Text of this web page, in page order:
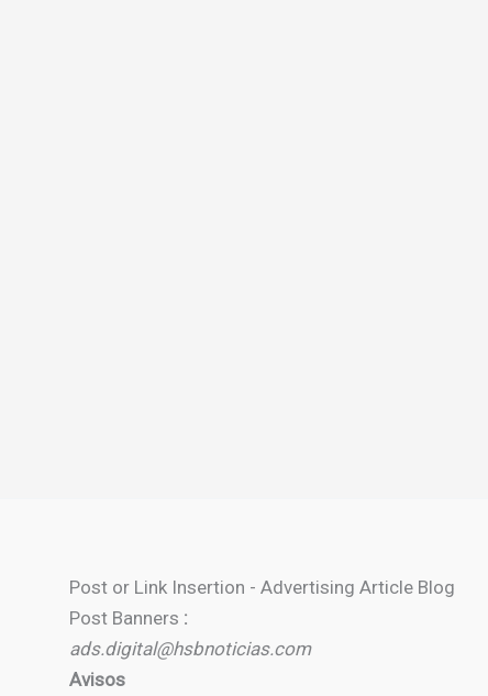
Post or Link Insertion - Advertising Article Blog
Post Banners :
ads.digital@hsbnoticias.com
Avisos